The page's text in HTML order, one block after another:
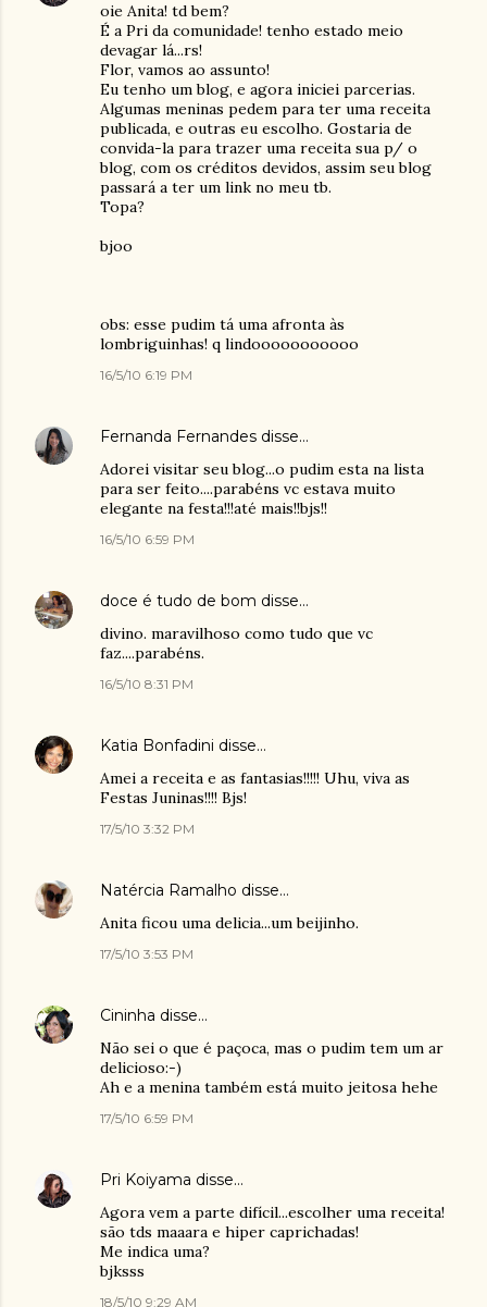
oie Anita! td bem?
É a Pri da comunidade! tenho estado meio
devagar lá...rs!
Flor, vamos ao assunto!
Eu tenho um blog, e agora iniciei parcerias.
Algumas meninas pedem para ter uma receita
publicada, e outras eu escolho. Gostaria de
convida-la para trazer uma receita sua p/ o
blog, com os créditos devidos, assim seu blog
passará a ter um link no meu tb.
Topa?
bjoo
obs: esse pudim tá uma afronta às
lombriguinhas! q lindooooooooooo
16/5/10 6:19 PM
Fernanda Fernandes disse…
Adorei visitar seu blog...o pudim esta na lista
para ser feito....parabéns vc estava muito
elegante na festa!!!até mais!!bjs!!
16/5/10 6:59 PM
doce é tudo de bom disse…
divino. maravilhoso como tudo que vc
faz....parabéns.
16/5/10 8:31 PM
Katia Bonfadini disse…
Amei a receita e as fantasias!!!!! Uhu, viva as
Festas Juninas!!!! Bjs!
17/5/10 3:32 PM
Natércia Ramalho disse…
Anita ficou uma delicia...um beijinho.
17/5/10 3:53 PM
Cininha disse…
Não sei o que é paçoca, mas o pudim tem um ar
delicioso:-)
Ah e a menina também está muito jeitosa hehe
17/5/10 6:59 PM
Pri Koiyama disse…
Agora vem a parte difícil...escolher uma receita!
são tds maaara e hiper caprichadas!
Me indica uma?
bjksss
18/5/10 9:29 AM